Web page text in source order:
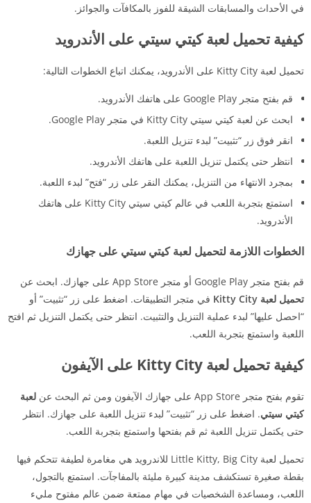
في الأحداث والمسابقات الشيقة للفوز بالمكافآت والجوائز.
كيفية تحميل لعبة كيتي سيتي على الأندرويد
تحميل لعبة Kitty City على الأندرويد، يمكنك اتباع الخطوات التالية:
قم بفتح متجر Google Play على هاتفك الأندرويد.
ابحث عن لعبة كيتي سيتي Kitty City في متجر Google Play.
انقر فوق زر “تثبيت” لبدء تنزيل اللعبة.
انتظر حتى يكتمل تنزيل اللعبة على هاتفك الأندرويد.
بمجرد الانتهاء من التنزيل، يمكنك النقر على زر “فتح” لبدء اللعبة.
استمتع بتجربة اللعب في عالم كيتي سيتي Kitty City على هاتفك
الأندرويد.
الخطوات اللازمة لتحميل لعبة كيتي سيتي على جهازك
قم بفتح متجر Google Play أو متجر App Store على جهازك. ابحث عن
تحميل لعبة Kitty City
في متجر التطبيقات. اضغط على زر “تثبيت” أو
“احصل عليها” لبدء عملية التنزيل والتثبيت. انتظر حتى يكتمل التنزيل ثم افتح
اللعبة واستمتع بتجربة اللعب.
كيفية تحميل لعبة Kitty City على الآيفون
تقوم بفتح متجر App Store على جهازك الآيفون ومن ثم البحث عن
لعبة
كيتي سيتي. اضغط على زر “تثبيت” لبدء تنزيل اللعبة على جهازك. انتظر
حتى يكتمل تنزيل اللعبة ثم قم بفتحها واستمتع بتجربة اللعب.
تحميل لعبة Little Kitty, Big City للاندرويد هي مغامرة لطيفة تتحكم فيها
بقطة صغيرة تستكشف مدينة كبيرة مليئة بالمفاجآت. استمتع بالتجول،
اللعب، ومساعدة الشخصيات في مهام ممتعة ضمن عالم مفتوح مليء